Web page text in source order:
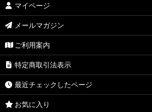
マイページ
メールマガジン
ご利用案内
特定商取引法表示
最近チェックしたページ
お気に入り